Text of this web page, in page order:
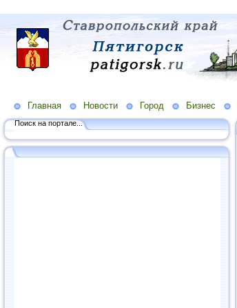
Главная Новости Город Бизнес
Поиск на портале...